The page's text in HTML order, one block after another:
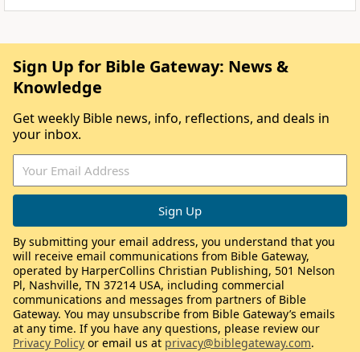
Sign Up for Bible Gateway: News &
Knowledge
Get weekly Bible news, info, reflections, and deals in
your inbox.
By submitting your email address, you understand that you
will receive email communications from Bible Gateway,
operated by HarperCollins Christian Publishing, 501 Nelson
Pl, Nashville, TN 37214 USA, including commercial
communications and messages from partners of Bible
Gateway. You may unsubscribe from Bible Gateway’s emails
at any time. If you have any questions, please review our
Privacy Policy or email us at privacy@biblegateway.com.